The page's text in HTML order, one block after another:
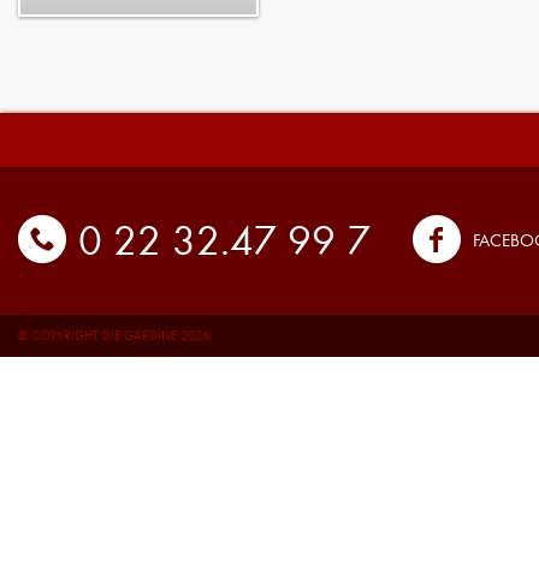
0 22 32.47 99 7
© COPYRIGHT DIE GARDINE 2026